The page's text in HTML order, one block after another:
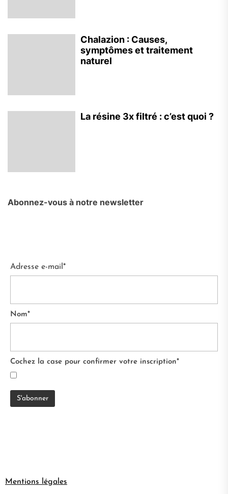
Chalazion : Causes,
symptômes et traitement
naturel
La résine 3x filtré : c’est quoi ?
Abonnez-vous à notre newsletter
Adresse e-mail*
Nom*
Cochez la case pour confirmer votre inscription*
Mentions légales